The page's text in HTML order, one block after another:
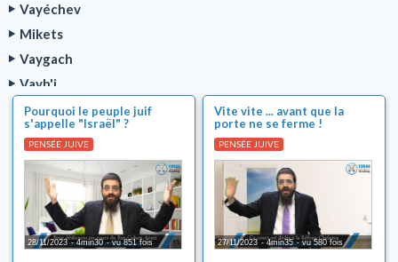
Vayéchev
Mikets
Vaygach
Vayh'i
Série Parnassa TOVA
Cours sur la Paracha de la semaine
Sujets brûlants de l'actualité juive
Machia'h et fin des temps
Ségoulot (solutions magiques)
Les 2 minutes de 'Hizouk
Pourquoi le peuple juif
s'appelle "Israël" ?
PENSÉE JUIVE
28/11/2023 4min30 vu 851 fois
Vite vite ... avant que la
porte ne se ferme !
PENSÉE JUIVE
27/11/2023 4min35 vu 580 fois